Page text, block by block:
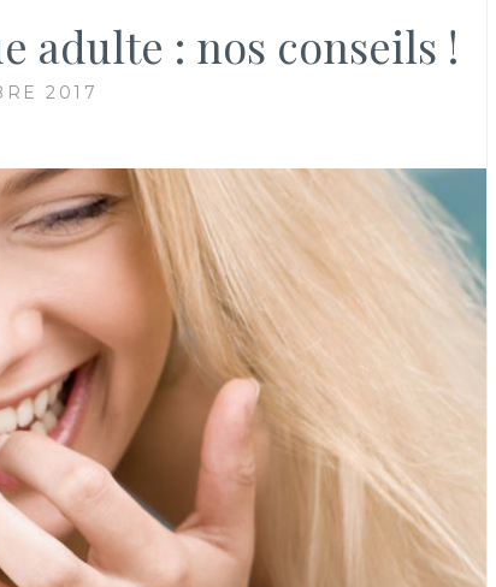
adulte : nos conseils !
2017